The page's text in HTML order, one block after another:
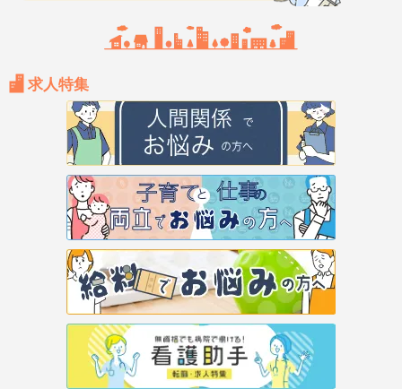
求人特集